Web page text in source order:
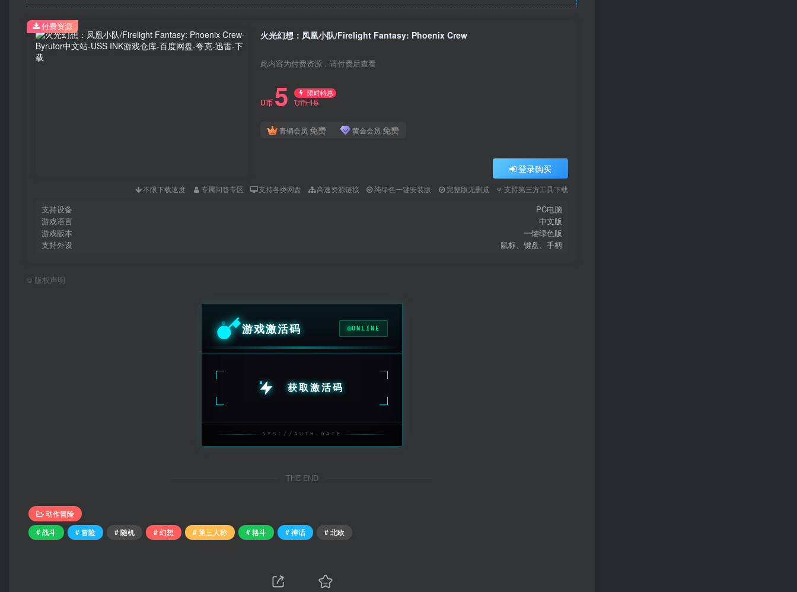
火光幻想：凤凰小队/Firelight Fantasy: Phoenix Crew
此内容为付费资源，请付费后查看
U币 5 限时特惠
U币15
青铜会员 免费 黄金会员 免费
登录购买
不限下载速度 专属问答专区 支持各类网盘 高速资源链接 纯绿色一键安装版 完整版无删减 支持第三方工具下载
支持设备
PC电脑
游戏语言
中文版
游戏版本
一键绿色版
支持外设
鼠标、键盘、手柄
付费资源
© 版权声明
游戏激活码 ONLINE
获取激活码
SYS://AUTH.GATE
THE END
动作冒险
# 战斗
# 冒险 # 随机 # 幻想 # 第三人称 # 格斗 # 神话 # 北欧